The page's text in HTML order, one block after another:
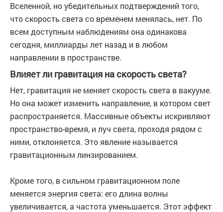
Вселенной, но убедительных подтверждений того,
что скорость света со временем менялась, нет. По
всем доступным наблюдениям она одинакова
сегодня, миллиарды лет назад и в любом
направлении в пространстве.
Влияет ли гравитация на скорость света?
Нет, гравитация не меняет скорость света в вакууме.
Но она может изменить направление, в котором свет
распространяется. Массивные объекты искривляют
пространство-время, и луч света, проходя рядом с
ними, отклоняется. Это явление называется
гравитационным линзированием.
Кроме того, в сильном гравитационном поле
меняется энергия света: его длина волны
увеличивается, а частота уменьшается. Этот эффект